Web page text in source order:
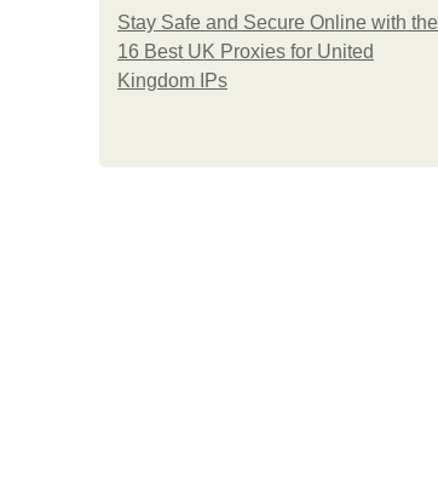
Stay Safe and Secure Online with the
16 Best UK Proxies for United
Kingdom IPs